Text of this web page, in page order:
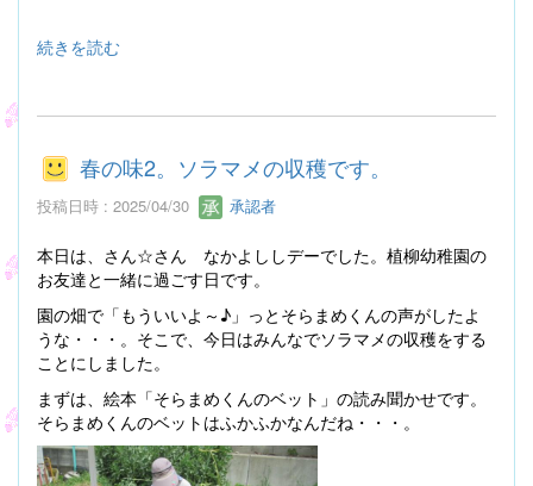
続きを読む
春の味2。ソラマメの収穫です。
投稿日時 : 2025/04/30 承認者
本日は、さん☆さん なかよししデーでした。植柳幼稚園の
お友達と一緒に過ごす日です。
園の畑で「もういいよ～♪」っとそらまめくんの声がしたよ
うな・・・。そこで、今日はみんなでソラマメの収穫をする
ことにしました。
まずは、絵本「そらまめくんのベット」の読み聞かせです。
そらまめくんのベットはふかふかなんだね・・・。